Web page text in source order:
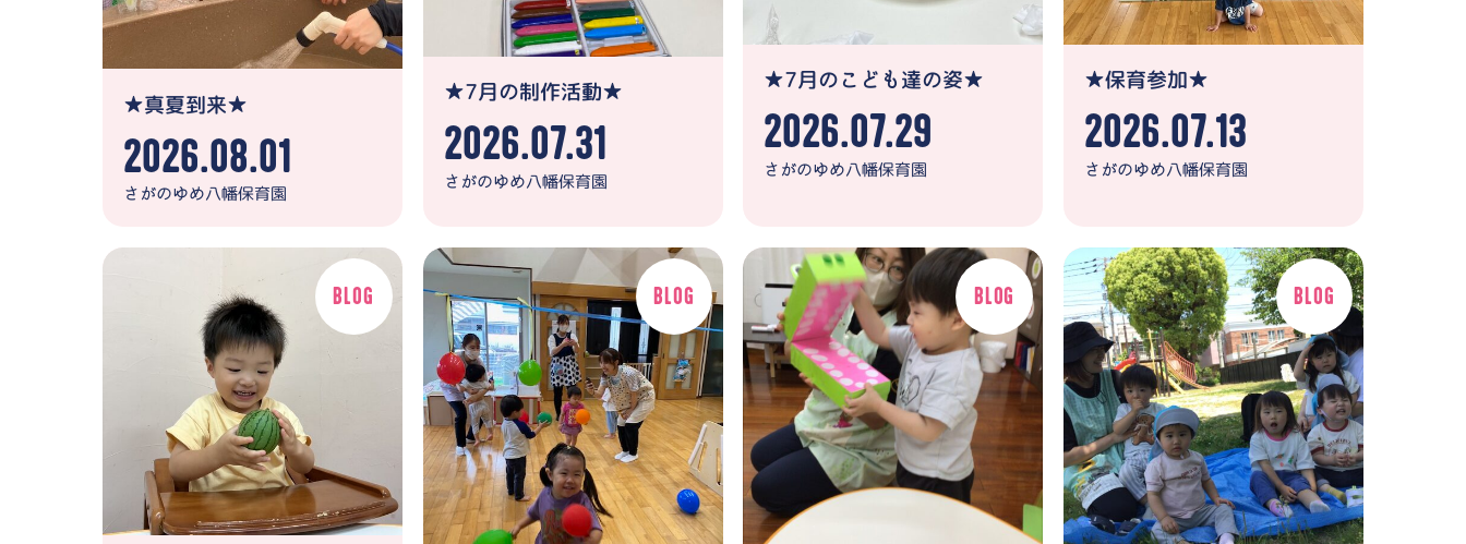
★真夏到来★
2026.08.01
さがのゆめ八幡保育園
★7月の制作活動★
2026.07.31
さがのゆめ八幡保育園
★7月のこども達の姿★
2026.07.29
さがのゆめ八幡保育園
★保育参加★
2026.07.13
さがのゆめ八幡保育園